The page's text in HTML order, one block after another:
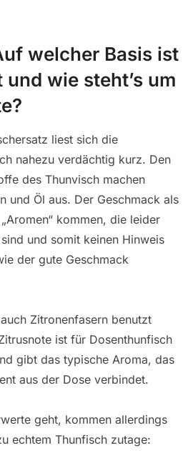
welcher Basis ist
wie steht’s um
liest sich die
nahezu verdächtig kurz. Den
des Thunvisch machen
und Öl aus. Der Geschmack als
kommen, die leider
und somit keinen Hinweis
der gute Geschmack
Zitronenfasern benutzt
ist für Dosenthunfisch
gibt das typische Aroma, das
aus der Dose verbindet.
geht, kommen allerdings
echtem Thunfisch zutage: